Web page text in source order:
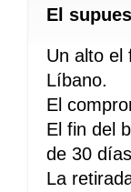
El
Un alto el
Líbano.
El
El fin del
de 30
La